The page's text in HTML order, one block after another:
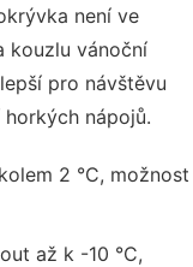
není ve
kouzlu vánoční
pro návštěvu
nápojů.
2 °C, možnost
až k -10 °C,